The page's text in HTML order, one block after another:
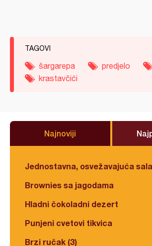
TAGOVI
šargarepa predjelo
krastavčići
Najnoviji
Jednostavna, osvežavajuća
Brownies sa jagodama
Hladni čokoladni dezert
Punjeni cvetovi tikvica
Brzi ručak (3)